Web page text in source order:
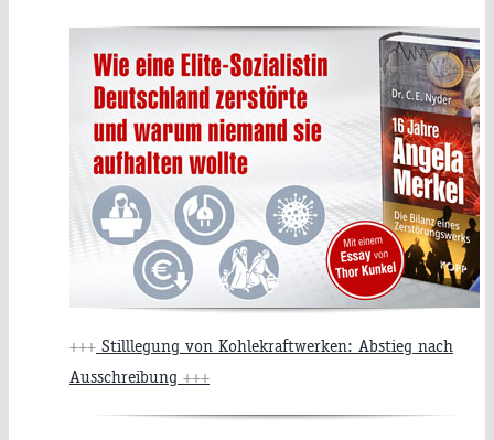
+++ Stilllegung von Kohlekraftwerken: Abstieg nach
Ausschreibung +++